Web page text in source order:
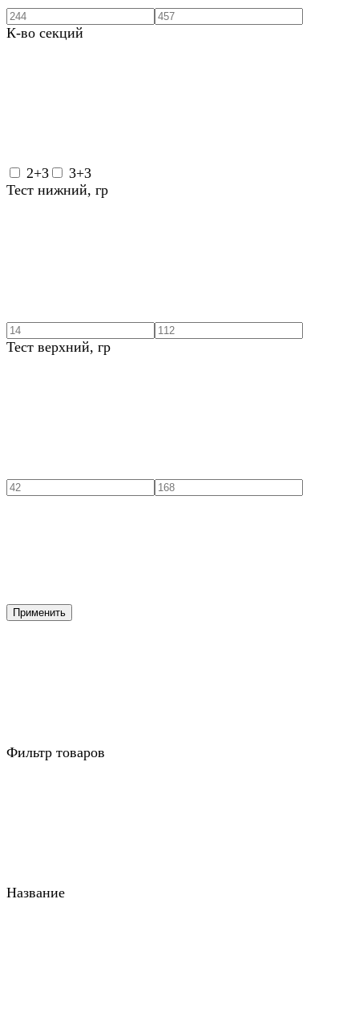
К-во секций
2+3
3+3
Тест нижний, гр
Тест верхний, гр
Применить
Фильтр товаров
Название